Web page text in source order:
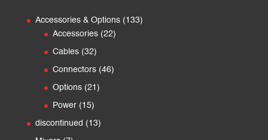
Accessories & Options 133133
Accessories 2222
Cables 3232
products
Connectors 4646
Options 21 21
Power 1515
products
discontinued 1313